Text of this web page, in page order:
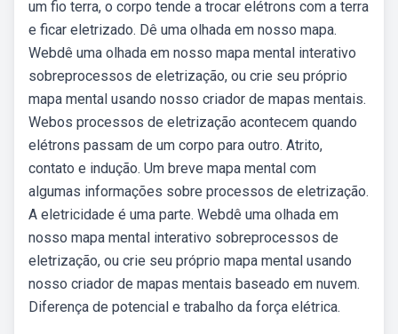
um fio terra, o corpo tende a trocar elétrons com a terra
e ficar eletrizado. Dê uma olhada em nosso mapa.
Webdê uma olhada em nosso mapa mental interativo
sobreprocessos de eletrização, ou crie seu próprio
mapa mental usando nosso criador de mapas mentais.
Webos processos de eletrização acontecem quando
elétrons passam de um corpo para outro. Atrito,
contato e indução. Um breve mapa mental com
algumas informações sobre processos de eletrização.
A eletricidade é uma parte. Webdê uma olhada em
nosso mapa mental interativo sobreprocessos de
eletrização, ou crie seu próprio mapa mental usando
nosso criador de mapas mentais baseado em nuvem.
Diferença de potencial e trabalho da força elétrica.